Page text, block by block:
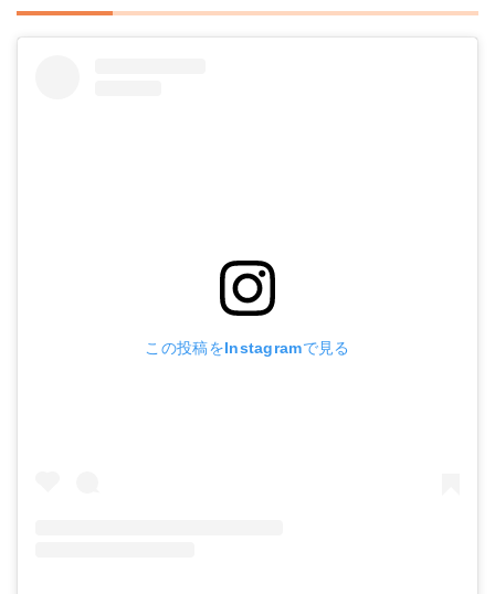
この投稿をInstagramで見る